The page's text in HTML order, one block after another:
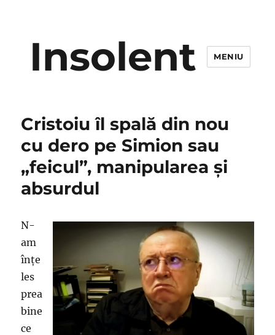
Insolent MENIU
Cristoiu îl spală din nou
cu dero pe Simion sau
„feicul”, manipularea şi
absurdul
N-
am
înţe
les
prea
bine
ce